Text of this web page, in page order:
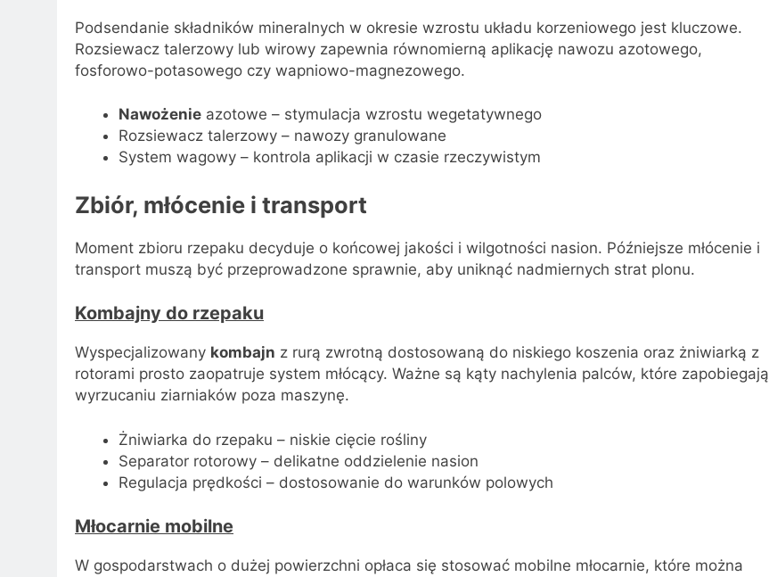
Podsendanie składników mineralnych w okresie wzrostu układu korzeniowego jest kluczowe.
Rozsiewacz talerzowy lub wirowy zapewnia równomierną aplikację nawozu azotowego,
fosforowo-potasowego czy wapniowo-magnezowego.
Nawożenieazotowe – stymulacja wzrostu wegetatywnego
Rozsiewacz talerzowy – nawozy granulowane
System wagowy – kontrola aplikacji w czasie rzeczywistym
Zbiór, młócenie i transport
Moment zbioru rzepaku decyduje o końcowej jakości i wilgotności nasion. Późniejsze młócenie i
transport muszą być przeprowadzone sprawnie, aby uniknąć nadmiernych strat plonu.
Kombajny do rzepaku
Wyspecjalizowany kombajn z rurą zwrotną dostosowaną do niskiego koszenia oraz żniwiarką z
rotorami prosto zaopatruje system młócący. Ważne są kąty nachylenia palców, które zapobiegają
wyrzucaniu ziarniaków poza maszynę.
Żniwiarka do rzepaku – niskie cięcie rośliny
Separator rotorowy – delikatne oddzielenie nasion
Regulacja prędkości – dostosowanie do warunków polowych
Młocarnie mobilne
W gospodarstwach o dużej powierzchni opłaca się stosować mobilne młocarnie, które można